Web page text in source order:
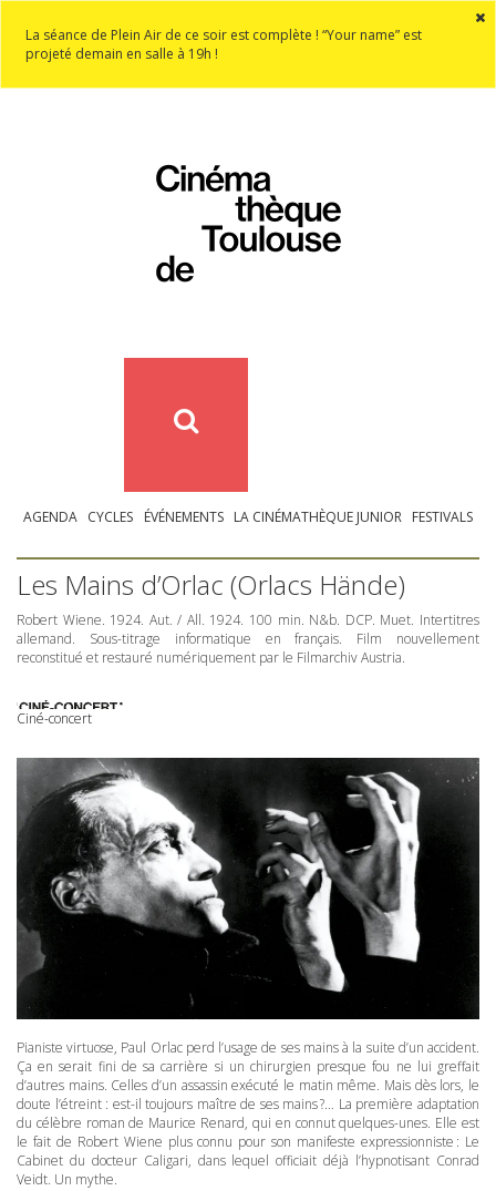
La séance de Plein Air de ce soir est complète ! “Your name” est
projeté demain en salle à 19h !
AGENDA CYCLES ÉVÉNEMENTS LA CINÉMATHÈQUE JUNIOR FESTIVALS
Les Mains d’Orlac (Orlacs Hände)
Robert Wiene. 1924. Aut. / All. 1924. 100 min. N&b. DCP. Muet. Intertitres
allemand. Sous-titrage informatique en français. Film nouvellement
reconstitué et restauré numériquement par le Filmarchiv Austria.
Ciné-concert
Pianiste virtuose, Paul Orlac perd l’usage de ses mains à la suite d’un accident.
Ça en serait fini de sa carrière si un chirurgien presque fou ne lui greffait
d’autres mains. Celles d’un assassin exécuté le matin même. Mais dès lors, le
doute l’étreint : est-il toujours maître de ses mains ?… La première adaptation
du célèbre roman de Maurice Renard, qui en connut quelques-unes. Elle est
le fait de Robert Wiene plus connu pour son manifeste expressionniste : Le
Cabinet du docteur Caligari, dans lequel officiait déjà l’hypnotisant Conrad
Veidt. Un mythe.